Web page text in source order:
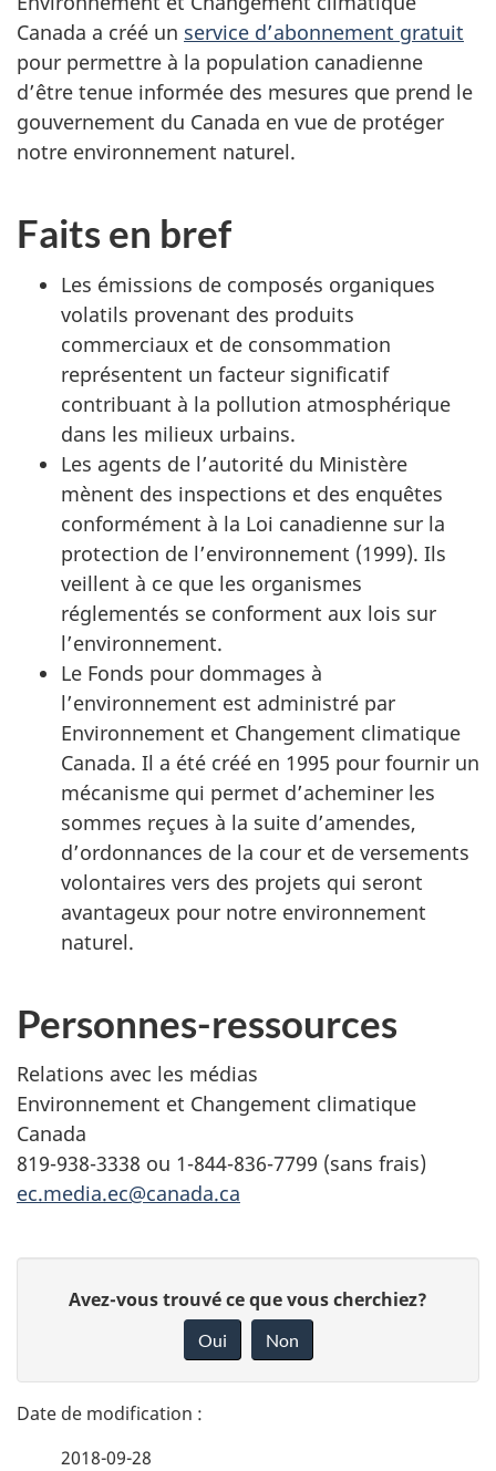
Canada a créé un service d’abonnement gratuit
pour permettre à la population canadienne
d’être tenue informée des mesures que prend le
gouvernement du Canada en vue de protéger
notre environnement naturel.
Faits en bref
Les émissions de composés organiques
volatils provenant des produits
commerciaux et de consommation
représentent un facteur significatif
contribuant à la pollution atmosphérique
dans les milieux urbains.
Les agents de l’autorité du Ministère
mènent des inspections et des enquêtes
conformément à la Loi canadienne sur la
protection de l’environnement (1999). Ils
veillent à ce que les organismes
réglementés se conforment aux lois sur
l’environnement.
Le Fonds pour dommages à
l’environnement est administré par
Environnement et Changement climatique
Canada. Il a été créé en 1995 pour fournir un
mécanisme qui permet d’acheminer les
sommes reçues à la suite d’amendes,
d’ordonnances de la cour et de versements
volontaires vers des projets qui seront
avantageux pour notre environnement
naturel.
Personnes-ressources
Relations avec les médias
Environnement et Changement climatique
Canada
819-938-3338 ou 1-844-836-7799 (sans frais)
ec.media.ec@canada.ca
t
a
n
Avez-vous trouvé ce que vous cherchiez?
Oui Non
2018-09-28